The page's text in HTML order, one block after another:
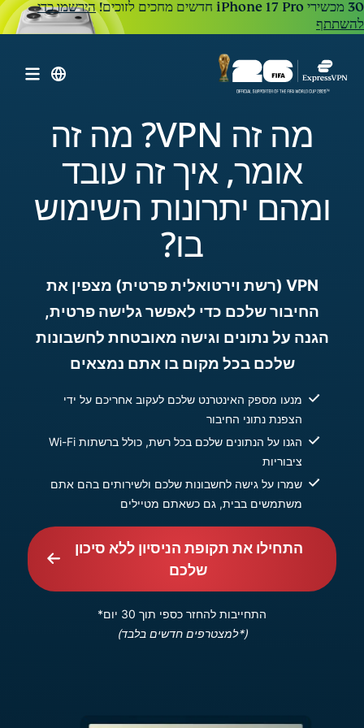
הירשמו כדי
להשתתף
מה זה VPN? מה זה
אומר, איך זה עובד
ומהם יתרונות השימוש
בו?
VPN (רשת וירטואלית פרטית) מצפין את
החיבור שלכם כדי לאפשר גלישה פרטית,
הגנה על נתונים וגישה מאובטחת לחשבונות
שלכם בכל מקום בו אתם נמצאים
מנעו מספק האינטרנט שלכם לעקוב אחריכם על ידי
הצפנת נתוני החיבור
הגנו על הנתונים שלכם בכל רשת, כולל ברשתות Wi-Fi
ציבוריות
שמרו על גישה לחשבונות שלכם ולשירותים בהם אתם
משתמשים בבית, גם כשאתם מטיילים
התחילו את תקופת הניסיון ללא סיכון
שלכם
התחייבות להחזר כספי תוך 30 יום*
(*למצטרפים חדשים בלבד)